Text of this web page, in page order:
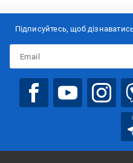
Підписуйтесь, щоб